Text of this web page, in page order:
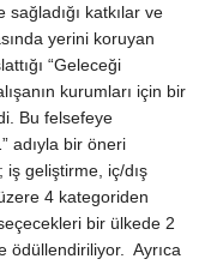
katkılar ve
yerini koruyan
“Geleceği
kurumları için bir
Bu felsefeye
adıyla bir öneri
iş geliştirme, iç/dış
4 kategoriden
bir ülkede 2
ödüllendiriliyor. Ayrıca